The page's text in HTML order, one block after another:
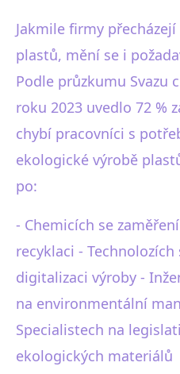
Jakmile firmy
plastů, mění se i
Podle průzkumu Svazu
roku 2023 uvedlo 72 %
chybí pracovníci s
ekologické výrobě
po:
- Chemicích se
recyklaci -
digitalizaci výroby -
na environmentální
Specialistech na
ekologických materiálů